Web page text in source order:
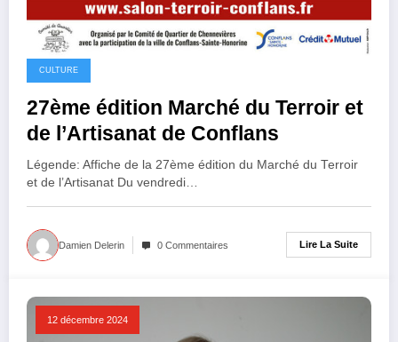
CULTURE
27ème édition Marché du Terroir et
de l’Artisanat de Conflans
Légende: Affiche de la 27ème édition du Marché du Terroir
et de l’Artisanat Du vendredi…
Damien Delerin 0 Commentaires Lire La Suite
12 décembre 2024